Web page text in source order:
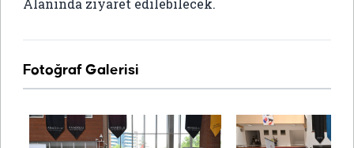
Alanında ziyaret edilebilecek.
Fotoğraf Galerisi